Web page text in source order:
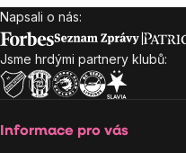
Zápatí
Napsali o nás:
Jsme hrdými partnery klubů:
Informace pro vás